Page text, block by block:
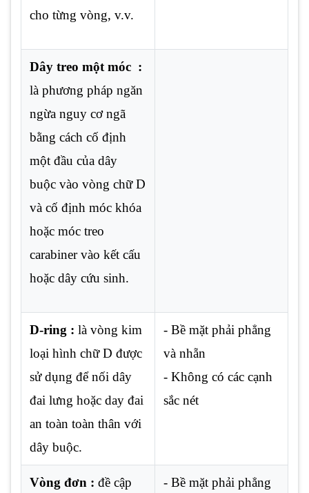
cho từng vòng, v.v.
Dây treo một móc :
là phương pháp ngăn
ngừa nguy cơ ngã
bằng cách cố định
một đầu của dây
buộc vào vòng chữ D
và cố định móc khóa
hoặc móc treo
carabiner vào kết cấu
hoặc dây cứu sinh.
D-ring : là vòng kim
loại hình chữ D được
sử dụng để nối dây
đai lưng hoặc day đai
an toàn toàn thân với
dây buộc.
- Bề mặt phải phẳng
và nhẵn
- Không có các cạnh
sắc nét
Vòng đơn : đề cập
- Bề mặt phải phẳng